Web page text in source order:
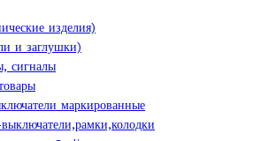
изделия)
и заглушки)
сигналы
маркированные